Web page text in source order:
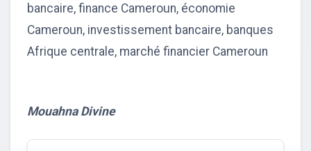
bancaire, finance Cameroun, économie
Cameroun, investissement bancaire, banques
Afrique centrale, marché financier Cameroun
Mouahna Divine